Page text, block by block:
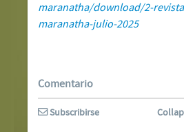
maranatha/download/2-
maranatha-julio-2025
Comentario
Subscribirse